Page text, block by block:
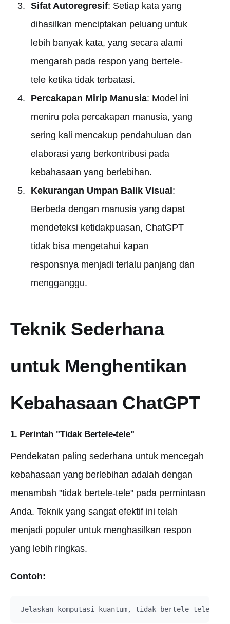
Sifat Autoregresif: Setiap kata yang
dihasilkan menciptakan peluang untuk
lebih banyak kata, yang secara alami
mengarah pada respon yang bertele-
tele ketika tidak terbatasi.
Percakapan Mirip Manusia: Model ini
meniru pola percakapan manusia, yang
sering kali mencakup pendahuluan dan
elaborasi yang berkontribusi pada
kebahasaan yang berlebihan.
Kekurangan Umpan Balik Visual :
Berbeda dengan manusia yang dapat
mendeteksi ketidakpuasan, ChatGPT
tidak bisa mengetahui kapan
responsnya menjadi terlalu panjang dan
mengganggu.
Teknik Sederhana
untuk Menghentikan
Kebahasaan ChatGPT
1. Perintah "Tidak Bertele-tele"
Pendekatan paling sederhana untuk mencegah
kebahasaan yang berlebihan adalah dengan
menambah "tidak bertele-tele" pada permintaan
Anda. Teknik yang sangat efektif ini telah
menjadi populer untuk menghasilkan respon
yang lebih ringkas.
Contoh: